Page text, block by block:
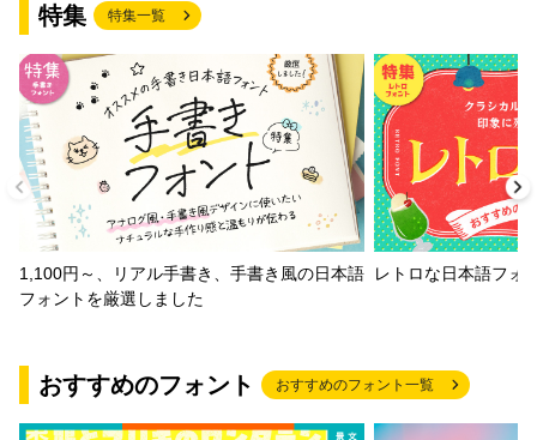
特集 特集一覧
1,100円～、リアル手書き、手書き風の日本語
フォントを厳選しました
レトロな日本語フォ
おすすめのフォント おすすめのフォント一覧